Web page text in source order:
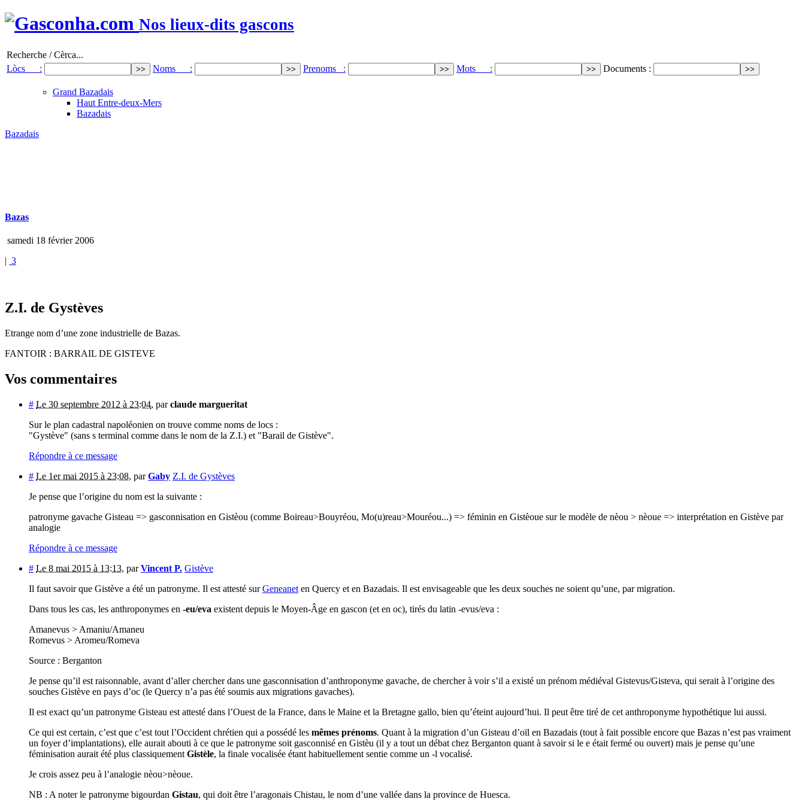
Nos lieux-dits gascons
Recherche / Cèrca...
Lòcs :
Noms : Prenoms : Mots : Documents :
Grand Bazadais
Haut Entre-deux-Mers
Bazadais
Bazadais
Bazas
samedi 18 février 2006
| 3
Z.I. de Gystèves
Etrange nom d’une zone industrielle de Bazas.
FANTOIR : BARRAIL DE GISTEVE
Vos commentaires
# Le 30 septembre 2012 à 23:04, parclaude margueritat
Sur le plan cadastral napoléonien on trouve comme noms de locs :
"Gystève" (sans s terminal comme dans le nom de la Z.I.) et "Barail de Gistève".
Répondre à ce message
# Le 1er mai 2015 à 23:08, parGaby Z.I. de Gystèves
Je pense que l’origine du nom est la suivante :
patronyme gavache Gisteau => gasconnisation en Gistèou (comme Boireau>Bouyréou, Mo(u)reau>Mouréou...) => féminin en Gistèoue sur le modèle de nèou > nèoue => interprétation en Gistève par
analogie
Répondre à ce message
# Le 8 mai 2015 à 13:13, parVincent P. Gistève
Il faut savoir que Gistève a été un patronyme. Il est attesté surGeneanet en Quercy et en Bazadais. Il est envisageable que les deux souches ne soient qu’une, par migration.
Dans tous les cas, les anthroponymes en -eu/eva existent depuis le Moyen-Âge en gascon (et en oc), tirés du latin -evus/eva :
Amanevus > Amaniu/Amaneu
Romevus > Aromeu/Romeva
Source : Berganton
Je pense qu’il est raisonnable, avant d’aller chercher dans une gasconnisation d’anthroponyme gavache, de chercher à voir s’il a existé un prénom médiéval Gistevus/Gisteva, qui serait à l’origine des
souches Gistève en pays d’oc (le Quercy n’a pas été soumis aux migrations gavaches).
Il est exact qu’un patronyme Gisteau est attesté dans l’Ouest de la France, dans le Maine et la Bretagne gallo, bien qu’éteint aujourd’hui. Il peut être tiré de cet anthroponyme hypothétique lui aussi.
Ce qui est certain, c’est que c’est tout l’Occident chrétien qui a possédé les mêmes prénoms. Quant à la migration d’un Gisteau d’oïl en Bazadais (tout à fait possible encore que Bazas n’est pas vraiment
un foyer d’implantations), elle aurait abouti à ce que le patronyme soit gasconnisé en Gistèu (il y a tout un débat chez Berganton quant à savoir si le e était fermé ou ouvert) mais je pense qu’une
féminisation aurait été plus classiquement Gistèle, la finale vocalisée étant habituellement sentie comme un -l vocalisé.
Je crois assez peu à l’analogie nèou>nèoue.
NB : A noter le patronyme bigourdan Gistau, qui doit être l’aragonais Chistau, le nom d’une vallée dans la province de Huesca.